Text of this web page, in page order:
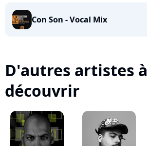
Con Son - Vocal Mix
D'autres artistes à
découvrir